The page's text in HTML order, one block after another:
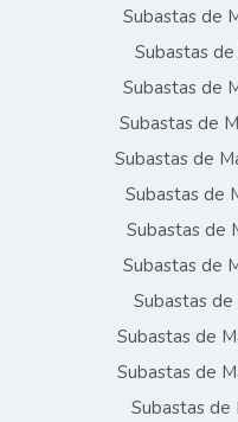
Subastas de
Subastas
Subastas de
Subastas de
Subastas de
Subastas de
Subastas de
Subastas de
Subastas de
Subastas de
Subastas de
Subastas de